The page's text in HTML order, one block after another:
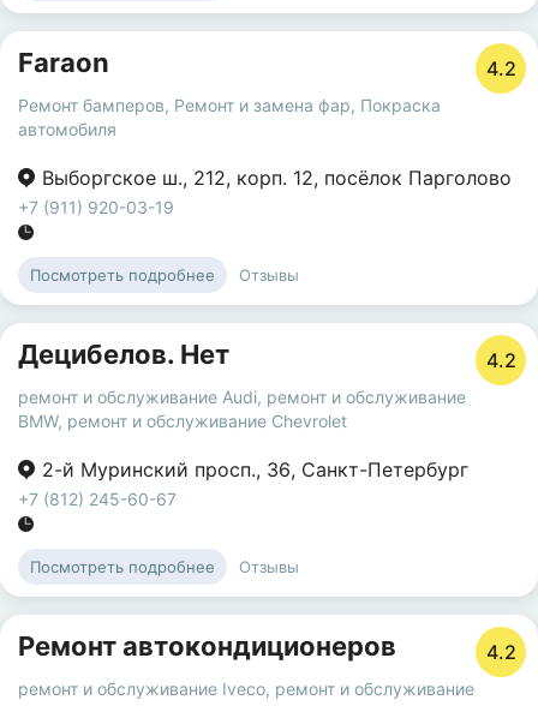
Faraon 4.2
Ремонт бамперов, Ремонт и замена фар, Покраска
автомобиля
Выборгское ш., 212, корп. 12, посёлок Парголово
+7 (911) 920-03-19
Посмотреть подробнее Отзывы
Децибелов. Нет 4.2
ремонт и обслуживание Audi, ремонт и обслуживание
BMW, ремонт и обслуживание Chevrolet
2-й Муринский просп., 36, Санкт-Петербург
+7 (812) 245-60-67
Посмотреть подробнее Отзывы
Ремонт автокондиционеров 4.2
ремонт и обслуживание Iveco, ремонт и обслуживание